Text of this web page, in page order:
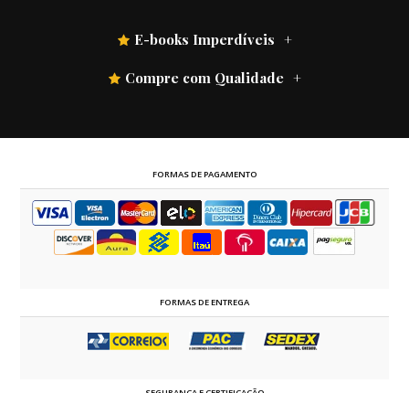
E-books Imperdíveis
Compre com Qualidade
FORMAS DE PAGAMENTO
FORMAS DE ENTREGA